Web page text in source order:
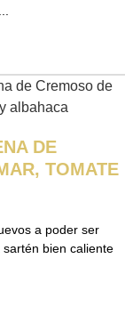
DE
TOMATE
a poder ser
bien caliente